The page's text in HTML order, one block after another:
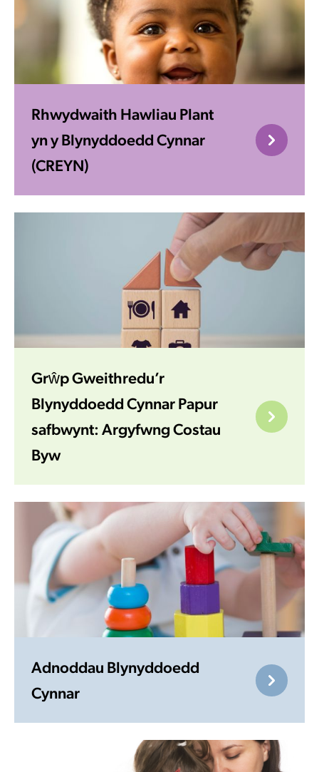
Rhwydwaith Hawliau Plant
yn y Blynyddoedd Cynnar
(CREYN)
Grŵp Gweithredu’r
Blynyddoedd Cynnar Papur
safbwynt: Argyfwng Costau
Byw
Adnoddau Blynyddoedd
Cynnar